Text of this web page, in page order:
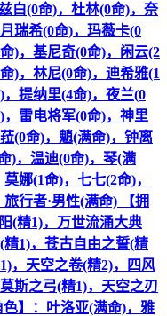
白(0命)，杜林(0命)，奈
瑞希(0命)，玛薇卡(0
)，基尼奇(0命)，闲云(2
)，林尼(0命)，迪希雅(1
提纳里(4命)，夜兰(0
雷电将军(0命)，神里
(0命)，魈(满命)，钟离
)，温迪(0命)，琴(满
娜(1命)，七七(2命)，
行者·男性(满命) 【拥
(精1)，万世流涌大典
1)，苍古自由之誓(精
，天空之卷(精2)，四风
斯之弓(精1)，天空之刃
】：叶洛亚(满命)，雅